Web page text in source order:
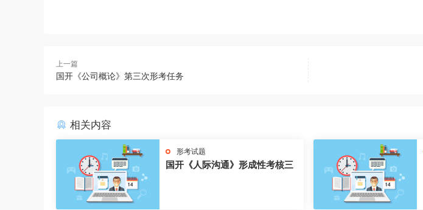
上一篇
国开《公司概论》第三次形考任务
相关内容
形考试题
国开《人际沟通》形成性考核三